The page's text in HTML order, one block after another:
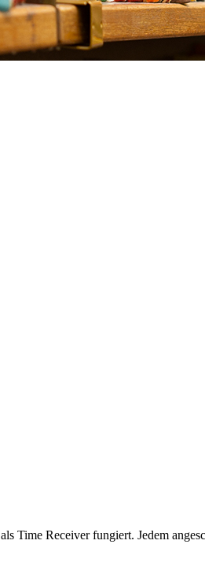
als Time Receiver fungiert. Jedem